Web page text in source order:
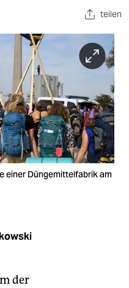
teilen
einer Düngemittelfabrik am
der